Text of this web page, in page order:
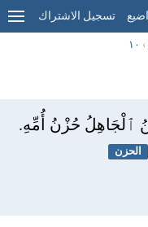
تسجيل الاشتراك
› ١٠
ٱلْجَاهِلُ حُزْنُ أُمِّهِ.
الحزن